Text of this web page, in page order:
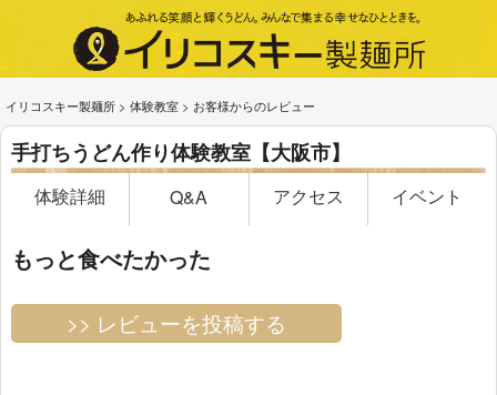
イリコスキー製麺所 > 体験教室 > お客様からのレビュー
手打ちうどん作り体験教室【大阪市】
体験詳細 Q&A アクセス イベント
もっと食べたかった
>> レビューを投稿する